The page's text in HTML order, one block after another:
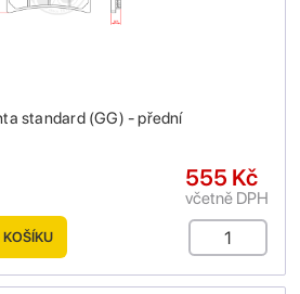
standard (GG) - přední
555 Kč
včetně DPH
KOŠÍKU